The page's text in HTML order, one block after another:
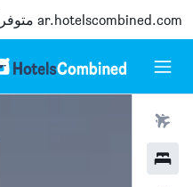
ar.hotelscombined.com متوفر